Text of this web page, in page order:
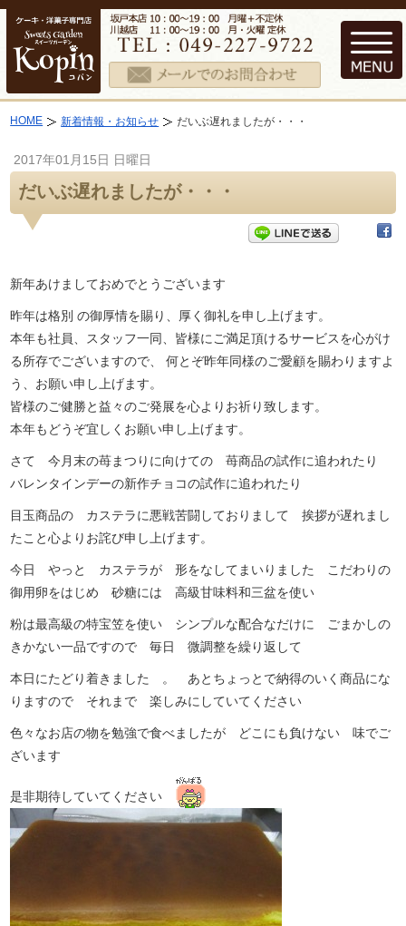
HOME 新着情報・お知らせ だいぶ遅れましたが・・・
2017年01月15日 日曜日
だいぶ遅れましたが・・・
新年あけましておめでとうございます
昨年は格別 の御厚情を賜り、厚く御礼を申し上げます。
本年も社員、スタッフ一同、皆様にご満足頂けるサービスを心がけ
る所存でございますので、 何とぞ昨年同様のご愛顧を賜わりますよ
う、お願い申し上げます。
皆様のご健勝と益々のご発展を心よりお祈り致します。
本年もどうぞ宜しくお願い申し上げます。
さて 今月末の苺まつりに向けての 苺商品の試作に追われたり
バレンタインデーの新作チョコの試作に追われたり
目玉商品の カステラに悪戦苦闘しておりまして 挨拶が遅れまし
たこと心よりお詫び申し上げます。
今日 やっと カステラが 形をなしてまいりました こだわりの
御用卵をはじめ 砂糖には 高級甘味料和三盆を使い
粉は最高級の特宝笠を使い シンプルな配合なだけに ごまかしの
きかない一品ですので 毎日 微調整を繰り返して
本日にたどり着きました 。 あとちょっとで納得のいく商品にな
りますので それまで 楽しみにしていてください
色々なお店の物を勉強で食べましたが どこにも負けない 味でご
ざいます
是非期待していてください